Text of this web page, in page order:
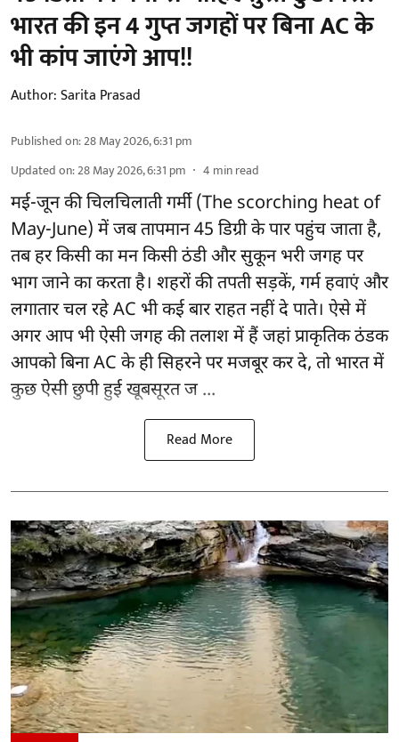
भारत की इन 4 गुप्त जगहों पर बिना AC के
भी कांप जाएंगे आप!!
Author:Sarita Prasad
Published on:28 May 2026, 6:31 pm
Updated on:28 May 2026, 6:31 pm 4 min read
मई-जून की चिलचिलाती गर्मी (The scorching heat of
May-June) में जब तापमान 45 डिग्री के पार पहुंच जाता है,
तब हर किसी का मन किसी ठंडी और सुकून भरी जगह पर
भाग जाने का करता है। शहरों की तपती सड़कें, गर्म हवाएं और
लगातार चल रहे AC भी कई बार राहत नहीं दे पाते। ऐसे में
अगर आप भी ऐसी जगह की तलाश में हैं जहां प्राकृतिक ठंडक
आपको बिना AC के ही सिहरने पर मजबूर कर दे, तो भारत में
कुछ ऐसी छुपी हुई खूबसूरत ज ...
Read More